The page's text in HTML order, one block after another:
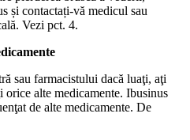
și contactați-vă medicul sau
Vezi pct. 4.
sau farmacistului dacă luaţi, aţi
orice alte medicamente. Ibusinus
de alte medicamente. De